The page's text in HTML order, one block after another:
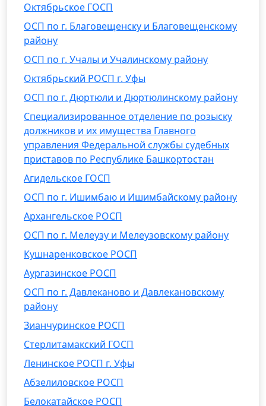
Октябрьское ГОСП
ОСП по г. Благовещенску и Благовещенскому
району
ОСП по г. Учалы и Учалинскому району
Октябрьский РОСП г. Уфы
ОСП по г. Дюртюли и Дюртюлинскому району
Специализированное отделение по розыску
должников и их имущества Главного
управления Федеральной службы судебных
приставов по Республике Башкортостан
Агидельское ГОСП
ОСП по г. Ишимбаю и Ишимбайскому району
Архангельское РОСП
ОСП по г. Мелеузу и Мелеузовскому району
Кушнаренковское РОСП
Аургазинское РОСП
ОСП по г. Давлеканово и Давлекановскому
району
Зианчуринское РОСП
Стерлитамакский ГОСП
Ленинское РОСП г. Уфы
Абзелиловское РОСП
Белокатайское РОСП